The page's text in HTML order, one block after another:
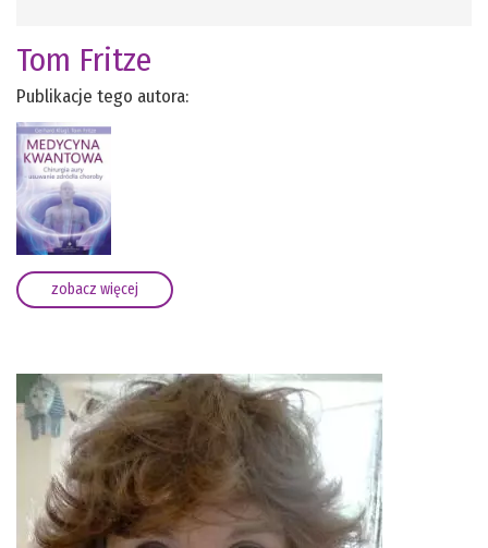
Tom Fritze
Publikacje tego autora:
zobacz więcej